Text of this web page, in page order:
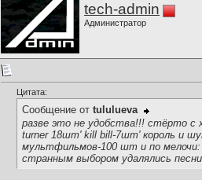
tech-admin
Администратор
Цитата:
Сообщение от tululueva
разве это не удобства!!! стёрто
turner 18шт' kill bill-7шт' король и
мультфильмов-100 шт и по мелочи:
странным выбором удалялись